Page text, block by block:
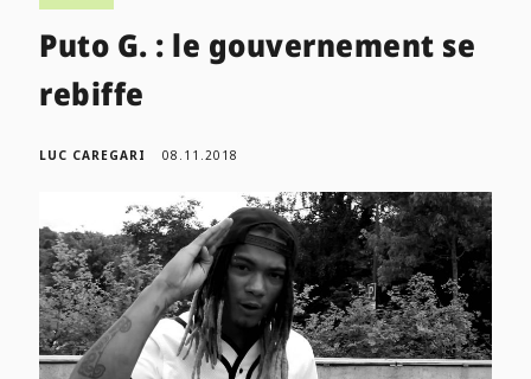
Puto G. : le gouvernement se
rebiffe
LUC CAREGARI 08.11.2018